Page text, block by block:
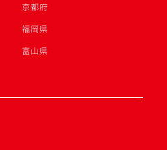
京都府
福岡県
富山県